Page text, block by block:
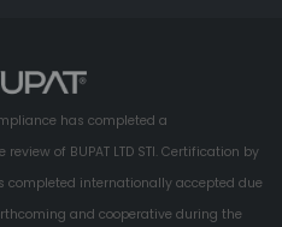
has completed a
of BUPAT LTD STI. Certification by
completed internationally accepted due
and cooperative during the